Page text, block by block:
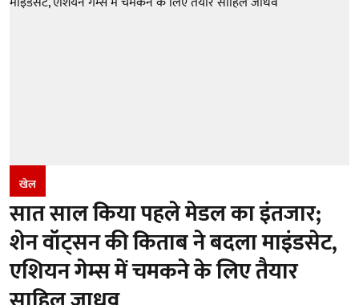
खेल
सात साल किया पहले मेडल का इंतजार;
शेन वॉट्सन की किताब ने बदला माइंडसेट,
एशियन गेम्स में चमकने के लिए तैयार